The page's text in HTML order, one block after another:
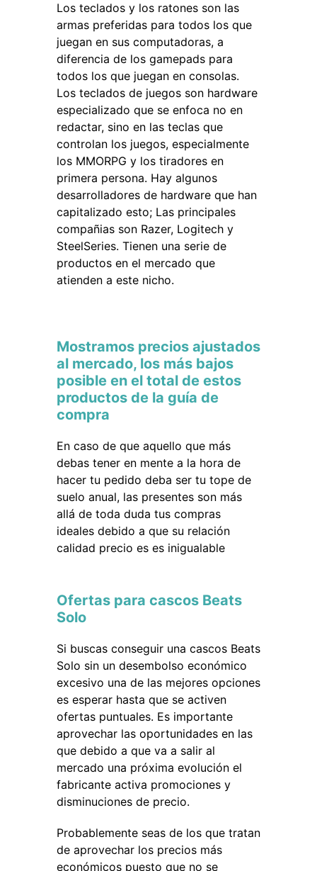
Los teclados y los ratones son las
armas preferidas para todos los que
juegan en sus computadoras, a
diferencia de los gamepads para
todos los que juegan en consolas.
Los teclados de juegos son hardware
especializado que se enfoca no en
redactar, sino en las teclas que
controlan los juegos, especialmente
los MMORPG y los tiradores en
primera persona. Hay algunos
desarrolladores de hardware que han
capitalizado esto; Las principales
compañias son Razer, Logitech y
SteelSeries. Tienen una serie de
productos en el mercado que
atienden a este nicho.
Mostramos precios ajustados
al mercado, los más bajos
posible en el total de estos
productos de la guía de
compra
En caso de que aquello que más
debas tener en mente a la hora de
hacer tu pedido deba ser tu tope de
suelo anual, las presentes son más
allá de toda duda tus compras
ideales debido a que su relación
calidad precio es es inigualable
Ofertas para cascos Beats
Solo
Si buscas conseguir una cascos Beats
Solo sin un desembolso económico
excesivo una de las mejores opciones
es esperar hasta que se activen
ofertas puntuales. Es importante
aprovechar las oportunidades en las
que debido a que va a salir al
mercado una próxima evolución el
fabricante activa promociones y
disminuciones de precio.
Probablemente seas de los que tratan
de aprovechar los precios más
económicos puesto que no se